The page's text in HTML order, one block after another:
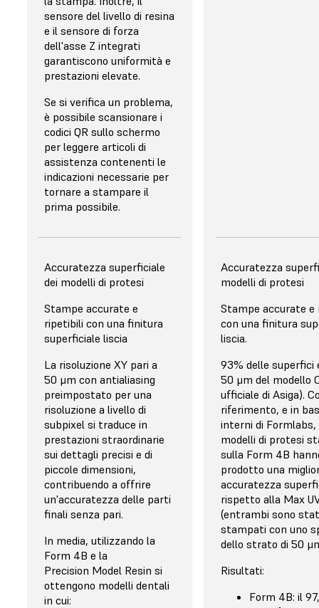
Miscelazione della resina
Automatica, con
rilevamento dei residui
sensore del livello di resina
e il sensore di forza
dell'asse Z integrati
garantiscono uniformità e
prestazioni elevate.
Se si verifica un problema,
è possibile scansionare i
codici QR sullo schermo
per leggere articoli di
assistenza contenenti le
indicazioni necessarie per
tornare a stampare il
prima possibile.
Accuratezza superficiale
dei modelli di protesi
Stampe accurate e
ripetibili con una finitura
superficiale liscia
La risoluzione XY pari a
50 μm con antialiasing
preimpostato per una
risoluzione a livello di
subpixel si traduce in
prestazioni straordinarie
sui dettagli precisi e di
piccole dimensioni,
contribuendo a offrire
un'accuratezza delle parti
finali senza pari.
In media, utilizzando la
Form 4B e la
Precision Model Resin si
ottengono modelli dentali
in cui:
Miscelazione della
È periodicamente
una miscelazione
non è presente
di rilevamento dei
Accuratezza
modelli di protesi
Stampe accurate e
con una finitura
liscia.
93% delle superfici
50 μm del modello
ufficiale di Asiga).
riferimento, e in
interni di
modelli di protesi
sulla Form 4B
prodotto una
accuratezza
rispetto alla Max
(entrambi sono
stampati con uno
dello strato di 50
Risultati:
Form 4B: il